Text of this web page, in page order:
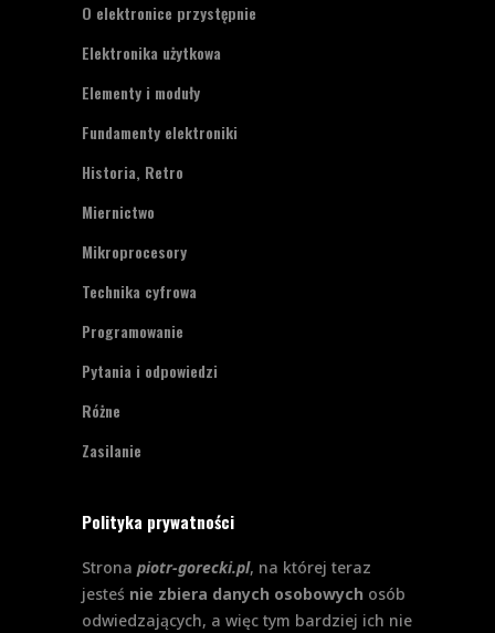
O elektronice przystępnie
Elektronika użytkowa
Elementy i moduły
Fundamenty elektroniki
Historia, Retro
Miernictwo
Mikroprocesory
Technika cyfrowa
Programowanie
Pytania i odpowiedzi
Różne
Zasilanie
Polityka prywatności
Strona piotr-gorecki.pl, na której teraz
jesteś nie zbiera danych osobowych osób
odwiedzających, a więc tym bardziej ich nie